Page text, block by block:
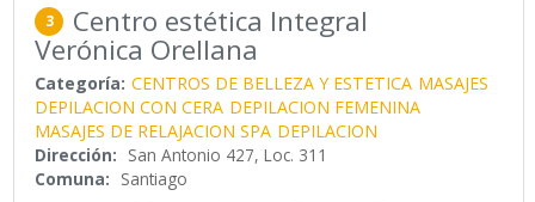
3 Centro estética Integral
Verónica Orellana
Categoría: CENTROS DE BELLEZA Y ESTETICA MASAJES
DEPILACION CON CERA DEPILACION FEMENINA
MASAJES DE RELAJACION SPA DEPILACION
Dirección: San Antonio 427, Loc. 311
Comuna: Santiago